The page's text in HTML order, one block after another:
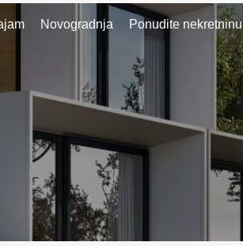
Novogradnja Ponudite nekretninu